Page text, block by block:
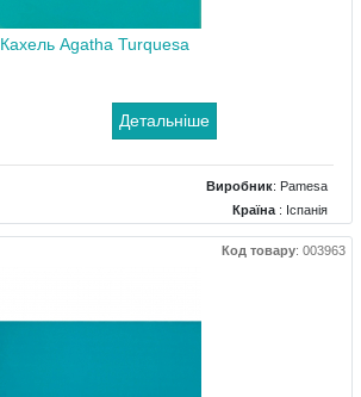
Кахель Agatha Turquesa
Детальніше
Виробник: Pamesa
Країна : Іспанія
Поверхня: Глянцевий
Колір: Бірюзовий
Код товару: 003963